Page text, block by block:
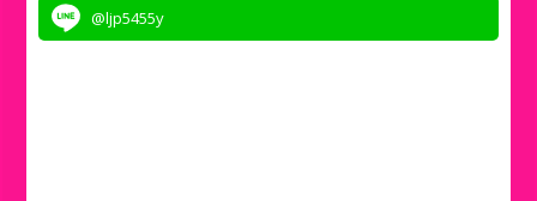
@ljp5455y